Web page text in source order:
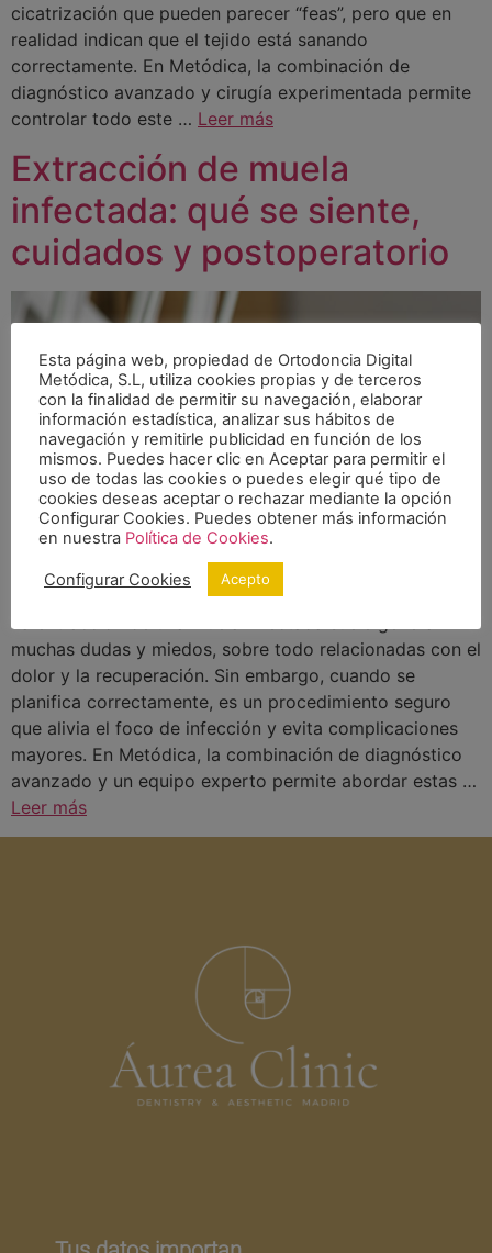
cicatrización que pueden parecer “feas”, pero que en
realidad indican que el tejido está sanando
correctamente. En Metódica, la combinación de
diagnóstico avanzado y cirugía experimentada permite
controlar todo este … Leer más
Extracción de muela
infectada: qué se siente,
cuidados y postoperatorio
La extracción de una muela infectada suele generar
muchas dudas y miedos, sobre todo relacionadas con el
dolor y la recuperación. Sin embargo, cuando se
planifica correctamente, es un procedimiento seguro
que alivia el foco de infección y evita complicaciones
mayores. En Metódica, la combinación de diagnóstico
avanzado y un equipo experto permite abordar estas …
Leer más
Esta página web, propiedad de Ortodoncia Digital
Metódica, S.L, utiliza cookies propias y de terceros
con la finalidad de permitir su navegación, elaborar
información estadística, analizar sus hábitos de
navegación y remitirle publicidad en función de los
mismos. Puedes hacer clic en Aceptar para permitir el
uso de todas las cookies o puedes elegir qué tipo de
cookies deseas aceptar o rechazar mediante la opción
Configurar Cookies. Puedes obtener más información
en nuestra Política de Cookies.
Configurar Cookies Acepto